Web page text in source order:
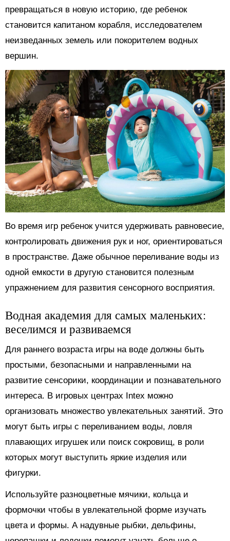
превращаться в новую историю, где ребенок
становится капитаном корабля, исследователем
неизведанных земель или покорителем водных
вершин.
Во время игр ребенок учится удерживать равновесие,
контролировать движения рук и ног, ориентироваться
в пространстве. Даже обычное переливание воды из
одной емкости в другую становится полезным
упражнением для развития сенсорного восприятия.
Водная академия для самых маленьких:
веселимся и развиваемся
Для раннего возраста игры на воде должны быть
простыми, безопасными и направленными на
развитие сенсорики, координации и познавательного
интереса. В игровых центрах Intex можно
организовать множество увлекательных занятий. Это
могут быть игры с переливанием воды, ловля
плавающих игрушек или поиск сокровищ, в роли
которых могут выступить яркие изделия или
фигурки.
Используйте разноцветные мячики, кольца и
формочки чтобы в увлекательной форме изучать
цвета и формы. А надувные рыбки, дельфины,